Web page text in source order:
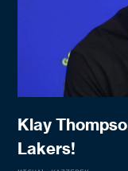
Klay
Lakers!